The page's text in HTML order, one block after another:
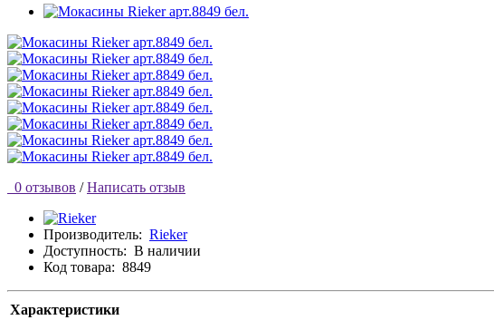
0 отзывов / Написать отзыв
Производитель: Rieker
Доступность: В наличии
Код товара: 8849
Характеристики